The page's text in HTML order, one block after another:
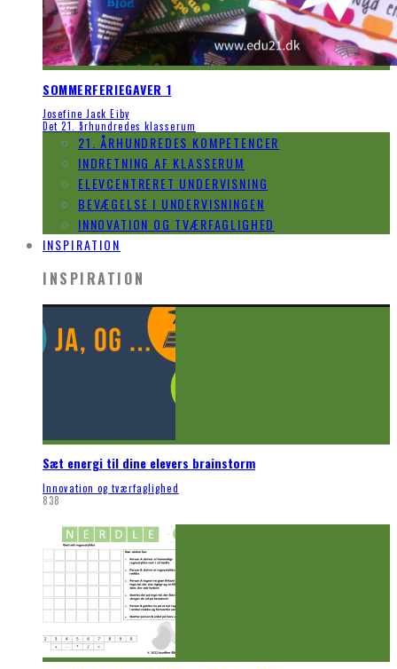
SOMMERFERIEGAVER 1
Josefine Jack Eiby
Det 21. århundredes klasserum
21. ÅRHUNDREDES KOMPETENCER
INDRETNING AF KLASSERUM
ELEVCENTRERET UNDERVISNING
BEVÆGELSE I UNDERVISNINGEN
INNOVATION OG TVÆRFAGLIGHED
INSPIRATION
INSPIRATION
Sæt energi til dine elevers brainstorm
Innovation og tværfaglighed
838